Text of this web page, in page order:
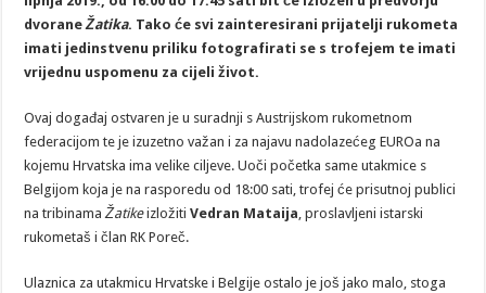
dvoraneŽatika. Tako će svi zainteresirani prijatelji rukometa
imati jedinstvenu priliku fotografirati se s trofejem te imati
vrijednu uspomenu za cijeli život.
Ovaj događaj ostvaren je u suradnji s Austrijskom rukometnom
federacijom te je izuzetno važan i za najavu nadolazećeg EUROa na
kojemu Hrvatska ima velike ciljeve. Uoči početka same utakmice s
Belgijom koja je na rasporedu od 18:00 sati, trofej će prisutnoj publici
na tribinamaŽatikeizložitiVedran Mataija, proslavljeni istarski
rukometaš i član RK Poreč.
Ulaznica za utakmicu Hrvatske i Belgije ostalo je još jako malo, stoga